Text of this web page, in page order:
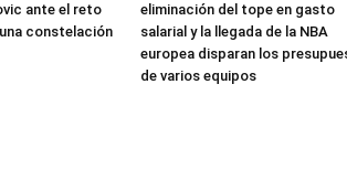
ante el reto
constelación
eliminación del tope en gasto
salarial y la llegada de la NBA
europea disparan los
de varios equipos